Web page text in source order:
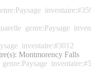
genre:Paysage
inventaire:#3012
Montmorency Falls
genre:Paysage